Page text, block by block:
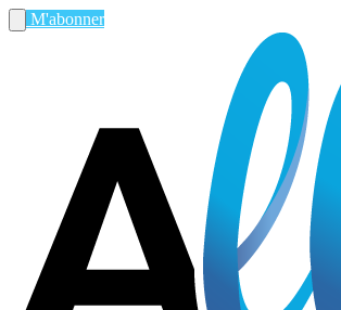
M'abonner